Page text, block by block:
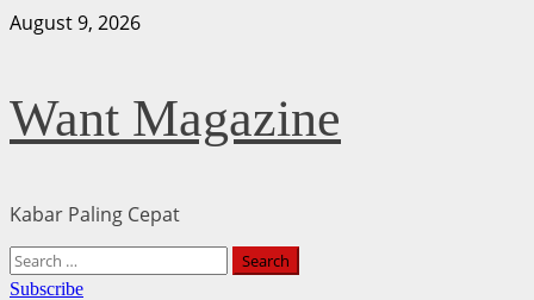
Skip
August 9, 2026
Want Magazine
Kabar Paling Cepat
Primary
Menu
Search
for:
Subscribe